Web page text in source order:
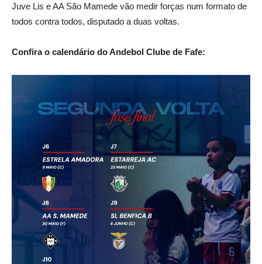
Juve Lis e AA São Mamede vão medir forças num formato de
todos contra todos, disputado a duas voltas.
Confira o calendário do Andebol Clube de Fafe: